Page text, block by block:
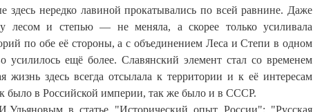
здесь нередко лавиной прокатывались по всей равнине. Даже
лесом и степью — не меняла, а скорее только усиливала
по обе её стороны, а с объединением Леса и Степи в одном
усилилось ещё более. Славянский элемент стал со временем
здесь всегда отсылала к территории и к её интересам
было в Российской империи, так же было и в СССР.
в статье "Исторический опыт России": "Русская